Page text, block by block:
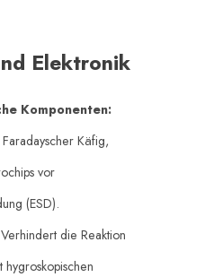
Elektronik
Komponenten:​
Käfig,
vor
(ESD).
die Reaktion
hygroskopischen